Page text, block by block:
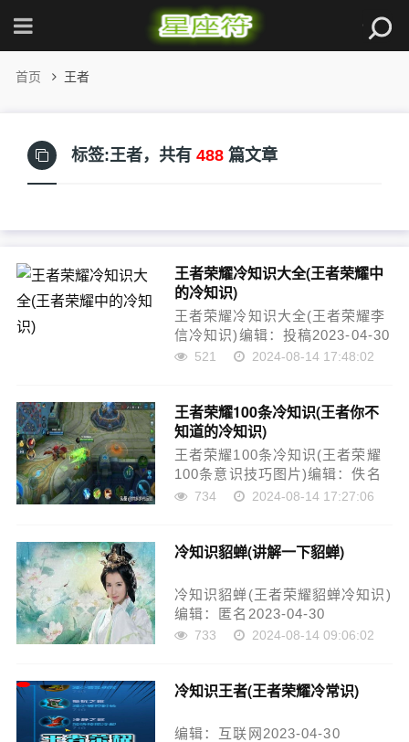
首页 王者
标签:王者， 共有 488 篇文章
王者荣耀冷知识大全(王者荣耀中
的冷知识)
王者荣耀冷知识大全(王者荣耀李
信冷知识)编辑：投稿2023-04-30
23:19:40-王者荣耀是一款众所周
耀有很多冷知识，这些知识掌握
了，也许就能在游戏中起到事半
功倍的效果，下……
521 2024-08-14 17:48:02
王者荣耀100条冷知识(王者你不
知道的冷知识)
王者荣耀100条冷知识(王者荣耀
100条意识技巧图片)编辑：佚名
2023-04-30 23:19:48-王者荣耀
为一个王者荣耀迷，我应该能够
一些有趣……
734 2024-08-14 17:27:06
冷知识貂蝉(讲解一下貂蝉)
冷知识貂蝉(王者荣耀貂蝉冷知识)
编辑：匿名2023-04-30
23:21:28-貂蝉，是中国历史上著
时引发轰动，甚至至今仍然流传
说。然而，除了她的美貌……
733 2024-08-14 09:06:02
冷知识王者(王者荣耀冷常识)
编辑：互联网2023-04-30